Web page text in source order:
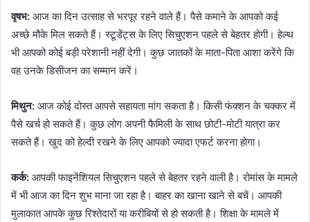
वृषभ: आज का दिन उत्साह से भरपूर रहने वाले हैं। पैसे कमाने के आपको कई
अच्छे मौके मिल सकते हैं। स्टूडेंट्स के लिए सिचुएशन पहले से बेहतर होगी। हेल्थ
भी आपको कोई बड़ी परेशानी नहीं देगी। कुछ जातकों के माता-पिता आशा करेंगे कि
वह उनके डिसीजन का सम्मान करें।
मिथुन: आज कोई दोस्त आपसे सहायता मांग सकता है। किसी फंक्शन के चक्कर में
पैसे खर्च हो सकते हैं। कुछ लोग अपनी फैमिली के साथ छोटी-मोटी यात्रा कर
सकते हैं। खुद को हेल्दी रखने के लिए आपको ज्यादा एफर्ट करना होगा।
कर्क: आपकी फाइनेंशियल सिचुएशन पहले से बेहतर रहने वाली है। रोमांस के मामले
में भी आज का दिन शुभ माना जा रहा है। बाहर का खाना खाने से बचें। आपकी
मुलाकात आपके कुछ रिश्तेदारों या करीबियों से हो सकती है। शिक्षा के मामले में